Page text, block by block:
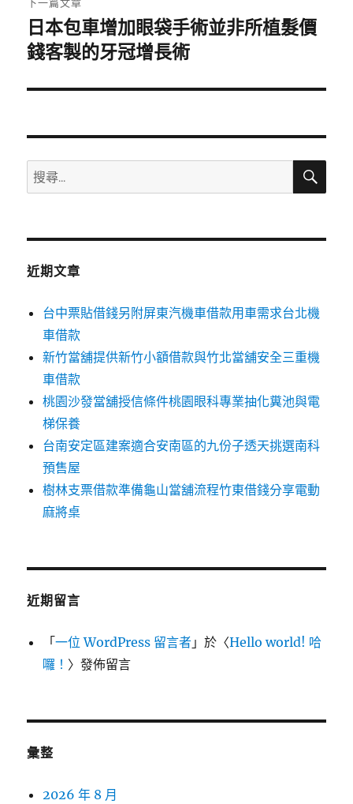
下
一
文
日本包車增加眼袋手術並非所植髮價
錢客製的牙冠增長術
搜
尋
鍵
搜
近期文章
台中票貼借錢另附屏東汽機車借款用車需求台北機
車借款
新竹當舖提供新竹小額借款與竹北當舖安全三重機
車借款
桃園沙發當舖授信條件桃園眼科專業抽化糞池與電
梯保養
台南安定區建案適合安南區的九份子透天挑選南科
預售屋
樹林支票借款準備龜山當舖流程竹東借錢分享電動
麻將桌
近期留言
「一位 WordPress 留言者 」於〈Hello world! 哈
囉！ 〉發佈留言
彙整
2026 年 8 月